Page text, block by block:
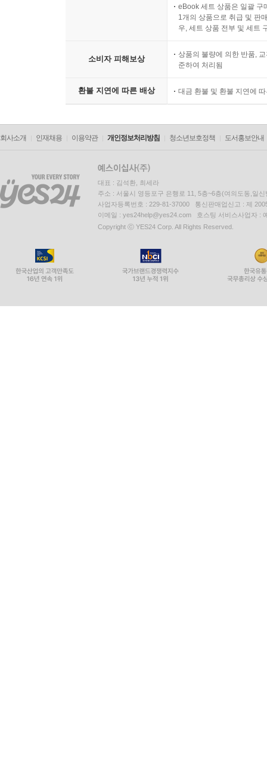
eBook 세트 상품은 일괄 구
1개의 상품으로 취급 및 판
우, 세트 상품 전부 및 세트
소비자 피해보상
상품의 불량에 의한 반품,
준하여 처리됨
환불 지연에 따른 배상 대금 환불 및 환불 지연에
회사소개 인재채용 이용약관 개인정보처리방침 청소년보호정책 도서홍보안내
대표 : 김석환, 최세라
주소 : 서울시 영등포구 은행로 11, 5층~6층(여의도동,일신
사업자등록번호 : 229-81-37000 통신판매업신고 : 제
이메일 : yes24help@yes24.com 호스팅 서비스사업자 :
Copyright ⓒ YES24 Corp. All Rights Reserved.